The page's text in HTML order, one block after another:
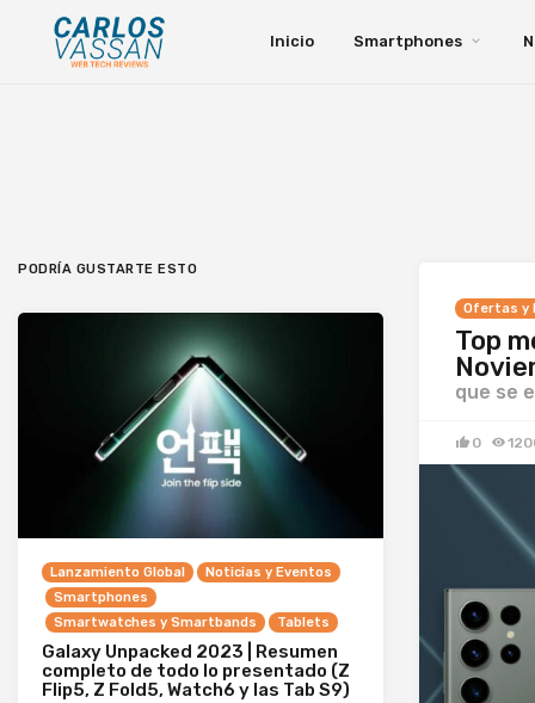
Inicio Smartphones
Ofertas y
Top
que se
0
PODRÍA GUSTARTE ESTO
Lanzamiento Global
Noticias y Eventos
Smartphones
Smartwatches y Smartbands
Tablets
Galaxy Unpacked 2023 | Resumen
completo de todo lo presentado (Z
Flip5, Z Fold5, Watch6 y las Tab S9)